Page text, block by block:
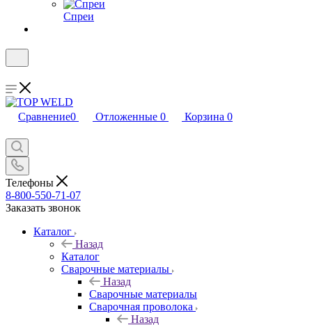
Спреи
Сравнение0 Отложенные 0 Корзина 0
Телефоны
8-800-550-71-07
Заказать звонок
Каталог
Назад
Каталог
Сварочные материалы
Назад
Сварочные материалы
Сварочная проволока
Назад